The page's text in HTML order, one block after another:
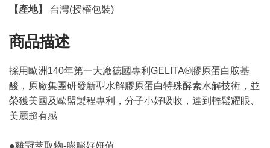
【產地】 台灣(授權包裝)
商品描述
採用歐洲140年第一大廠德國專利GELITA®膠原蛋白胺基
酸，原廠集團研發新型水解膠原蛋白特殊酵素水解技術，並
榮獲美國及歐盟製程專利，分子小好吸收，達到輕鬆耀眼、
美麗超有感
●雞冠萃取物-膨膨好妍值